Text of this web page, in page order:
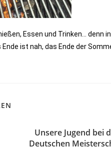
Essen und Trinken… denn
ist nah, das Ende der
Unsere Jugend bei
Deutschen